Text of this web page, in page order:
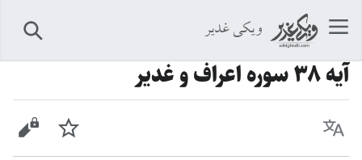
ویکی غدیر
آیه ۳۸ سوره اعراف و غدیر
زبان پیگیری